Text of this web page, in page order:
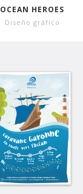
OCEAN HEROES
Diseño gráfico